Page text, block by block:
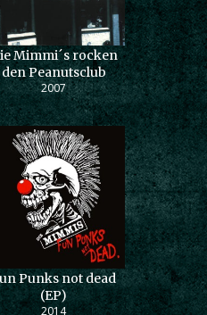
Mimmi´s rocken
den Peanutsclub
2007
Punks not dead
(EP)
2014